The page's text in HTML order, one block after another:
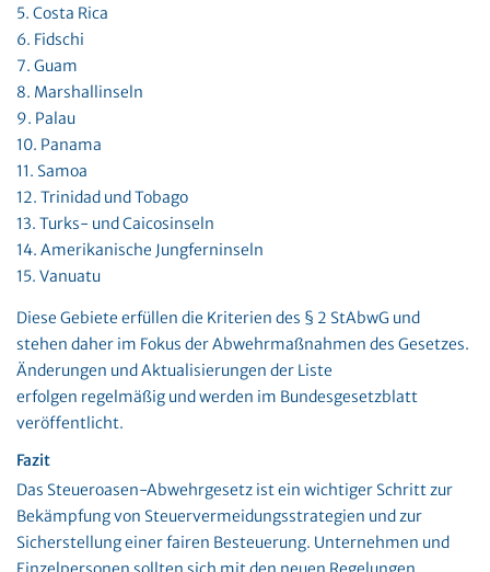
5. Costa Rica
6. Fidschi
7. Guam
8. Marshallinseln
9. Palau
10. Panama
11. Samoa
12. Trinidad und Tobago
13. Turks- und Caicosinseln
14. Amerikanische Jungferninseln
15. Vanuatu
Diese Gebiete erfüllen die Kriterien des § 2 StAbwG und
stehen daher im Fokus der Abwehrmaßnahmen des Gesetzes.
Änderungen und Aktualisierungen der Liste
erfolgen regelmäßig und werden im Bundesgesetzblatt
veröffentlicht.
Fazit
Das Steueroasen-Abwehrgesetz ist ein wichtiger Schritt zur
Bekämpfung von Steuervermeidungsstrategien und zur
Sicherstellung einer fairen Besteuerung. Unternehmen und